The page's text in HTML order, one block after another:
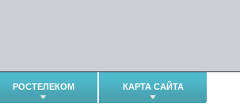
РОСТЕЛЕКОМ КАРТА САЙТА